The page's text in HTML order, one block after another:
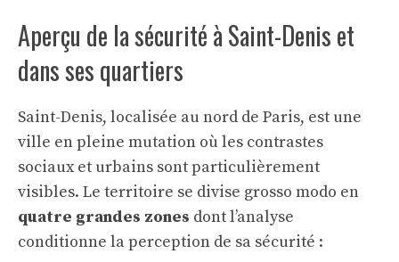
Aperçu de la sécurité à Saint-Denis et
dans ses quartiers
Saint-Denis, localisée au nord de Paris, est une
ville en pleine mutation où les contrastes
sociaux et urbains sont particulièrement
visibles. Le territoire se divise grosso modo en
quatre grandes zones dont l’analyse
conditionne la perception de sa sécurité :